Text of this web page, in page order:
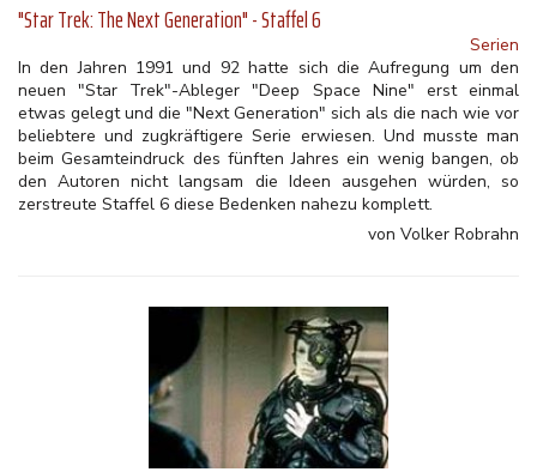
"Star Trek: The Next Generation" - Staffel 6
Serien
In den Jahren 1991 und 92 hatte sich die Aufregung um den
neuen "Star Trek"-Ableger "Deep Space Nine" erst einmal
etwas gelegt und die "Next Generation" sich als die nach wie vor
beliebtere und zugkräftigere Serie erwiesen. Und musste man
beim Gesamteindruck des fünften Jahres ein wenig bangen, ob
den Autoren nicht langsam die Ideen ausgehen würden, so
zerstreute Staffel 6 diese Bedenken nahezu komplett.
von Volker Robrahn